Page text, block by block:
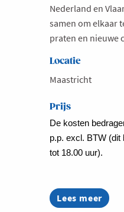
Nederland en
samen om elkaar
praten en nieuwe
Locatie
Maastricht
Prijs
De kosten
p.p. excl. BTW (dit
tot 18.00 uur).
Lees meer
about
Grenzeloos